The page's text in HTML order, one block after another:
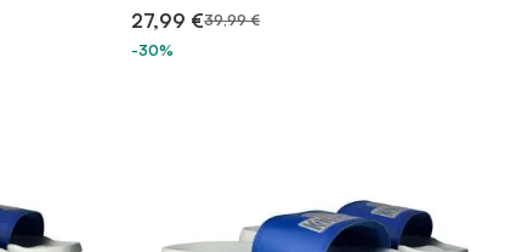
27,99 €39,99 €
-30%